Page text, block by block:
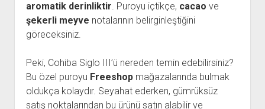
aromatik derinliktir. Puroyu içtikçe, cacao ve
şekerli meyve notalarının belirginleştiğini
göreceksiniz.
Peki, Cohiba Siglo III’ü nereden temin edebilirsiniz?
Bu özel puroyu Freeshopmağazalarında bulmak
oldukça kolaydır. Seyahat ederken, gümrüksüz
satış noktalarından bu ürünü satın alabilir ve